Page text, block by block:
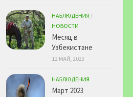
НАБЛЮДЕНИЯ /
НОВОСТИ
Месяц в
Узбекистане
12 МАЙ, 2023
НАБЛЮДЕНИЯ
Март 2023